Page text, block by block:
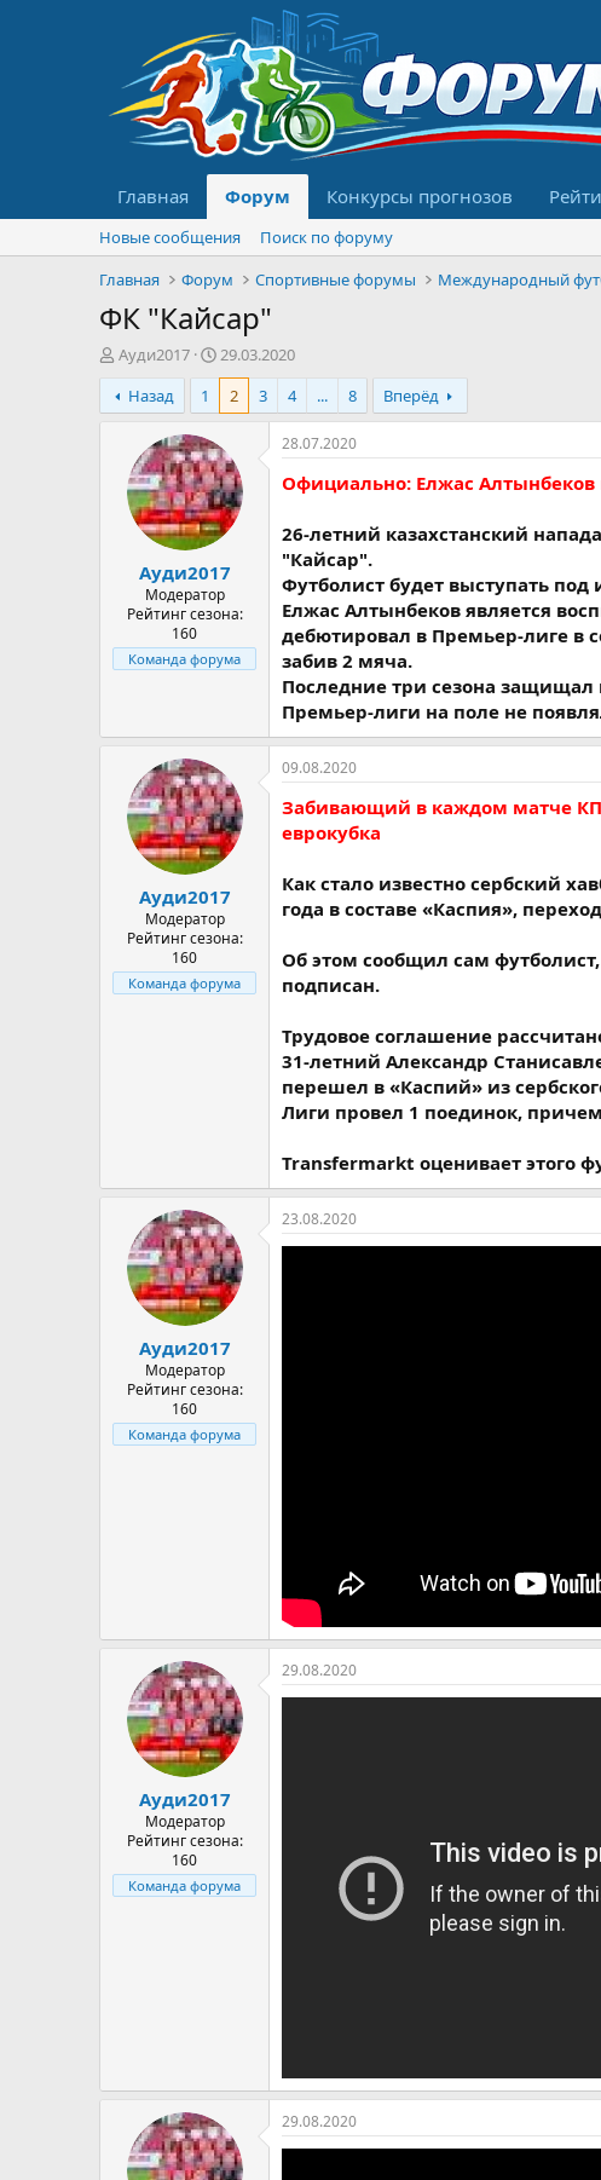
Главная Форум Конкурсы прогнозов
Новые сообщения
Поиск по форуму
Главная
Форум Спортивные форумы Международный
ФК "Кайсар"
А
в
т
о
м
Ауди2017
Д
а
а
н
а
ч
а
л
29.03.2020
Назад
1 2 3 4 ... 8 Вперёд
Ауди2017
Модератор
Рейтинг сезона:
160
Команда форума
28.07.2020
Официально: Елжас Алтынбеков
26-летний казахстанский
"Кайсар".
Футболист будет выступать
Елжас Алтынбеков является
дебютировал в Премьер-лиге в
забив 2 мяча.
Последние три сезона
Премьер-лиги на поле не
Ауди2017
Модератор
Рейтинг сезона:
160
Команда форума
09.08.2020
Забивающий в каждом матче
еврокубка
Как стало известно сербский
года в составе «Каспия»,
Об этом сообщил сам
подписан.
Трудовое соглашение
31-летний Александр
перешел в «Каспий» из
Лиги провел 1 поединок,
Transfermarkt оценивает этого
Ауди2017
Модератор
Рейтинг сезона:
160
Команда форума
23.08.2020
Ауди2017
Модератор
Рейтинг сезона:
160
Команда форума
29.08.2020
29.08.2020